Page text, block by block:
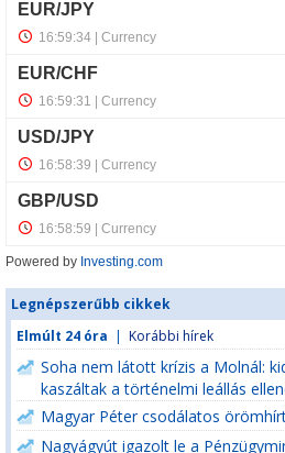
Powered by Investing.com
Legnépszerűbb cikkek
Elmúlt 24 óra | Korábbi hírek
Soha nem látott krízis a Molnál:
kaszáltak a történelmi leállás
Magyar Péter csodálatos
Nagyágyút igazolt le a